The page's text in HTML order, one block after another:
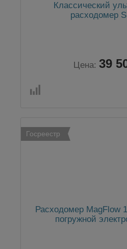
Классический
расходомер
Цена: 39
Госреестр
Расходомер MagFlow
погружной